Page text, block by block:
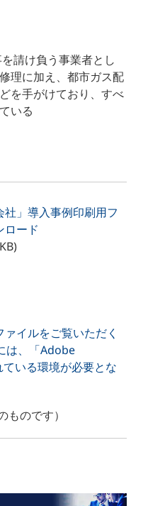
請け負う事業者とし
理に加え、都市ガス配
を手がけており、すべ
いる
社」導入事例印刷用フ
ロード
ァイルをご覧いただく
は、「Adobe
いる環境が必要とな
ものです）